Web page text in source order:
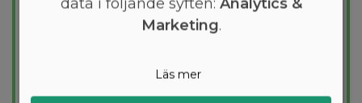
Vill du gå ner några kilo? Med Arono får du
den mest effektiva guiden till
för dig och 1000+ hälsosamma recept
säkerställer att du håller dig inom ditt
data i följande syften: Analytics &
Marketing.
Läs mer